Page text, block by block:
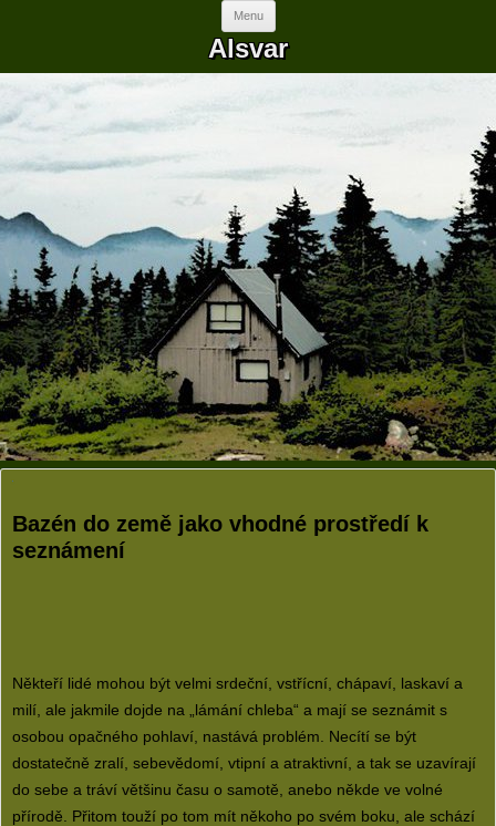
Menu Skip to content
Alsvar
Bazén do země jako vhodné prostředí k
seznámení
Někteří lidé mohou být velmi srdeční, vstřícní, chápaví, laskaví a
milí, ale jakmile dojde na „lámání chleba“ a mají se seznámit s
osobou opačného pohlaví, nastává problém. Necítí se být
dostatečně zralí, sebevědomí, vtipní a atraktivní, a tak se uzavírají
do sebe a tráví většinu času o samotě, anebo někde ve volné
přírodě. Přitom touží po tom mít někoho po svém boku, ale schází